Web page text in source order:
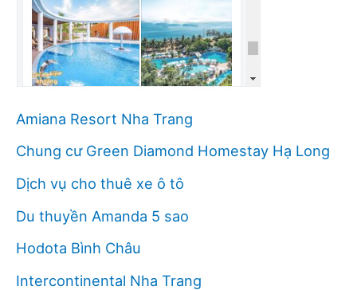
Amiana Resort Nha Trang
Chung cư Green Diamond Homestay Hạ Long
Dịch vụ cho thuê xe ô tô
Du thuyền Amanda 5 sao
Hodota Bình Châu
Intercontinental Nha Trang